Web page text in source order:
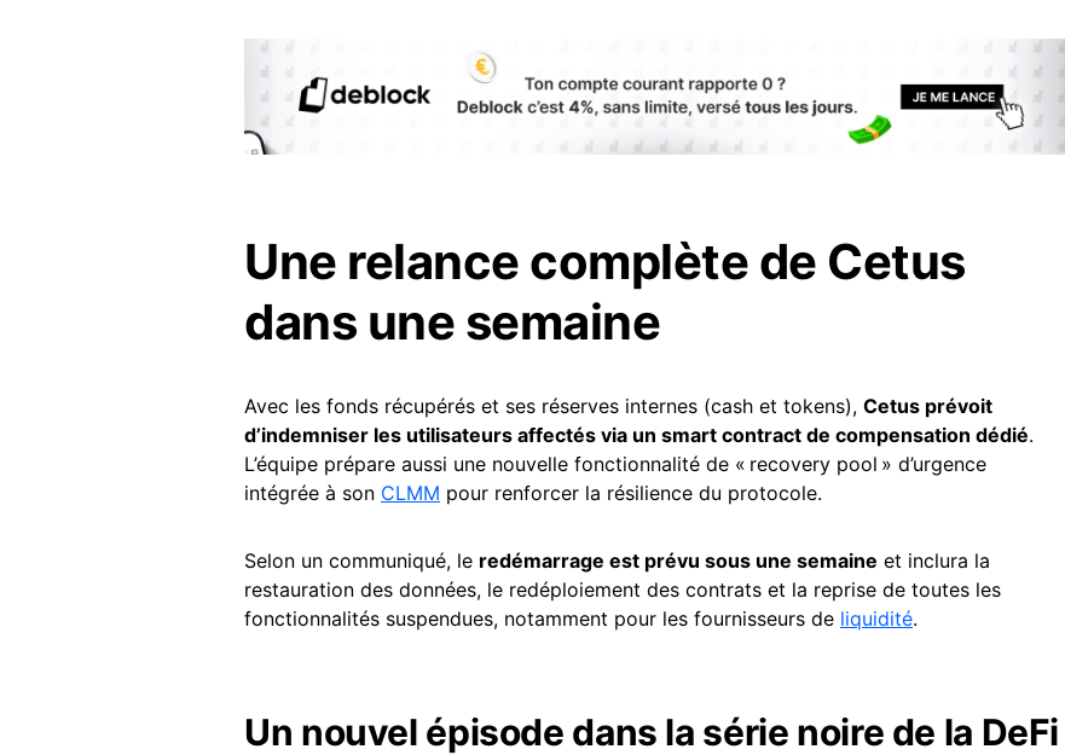
Une relance complète de Cetus
dans une semaine
Avec les fonds récupérés et ses réserves internes (cash et tokens), Cetus prévoit
d’indemniser les utilisateurs affectés via un smart contract de compensation dédié.
L’équipe prépare aussi une nouvelle fonctionnalité de « recovery pool » d’urgence
intégrée à son CLMM pour renforcer la résilience du protocole.
Selon un communiqué, le redémarrage est prévu sous une semaine et inclura la
restauration des données, le redéploiement des contrats et la reprise de toutes les
fonctionnalités suspendues, notamment pour les fournisseurs de liquidité.
Un nouvel épisode dans la série noire de la DeFi